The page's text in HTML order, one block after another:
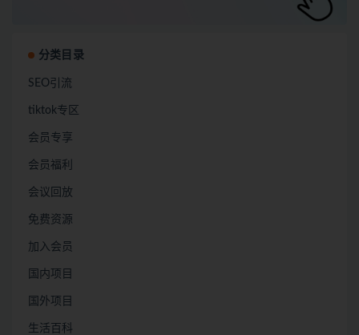
分类目录
SEO引流
tiktok专区
会员专享
会员福利
会议回放
免费资源
加入会员
国内项目
国外项目
生活百科